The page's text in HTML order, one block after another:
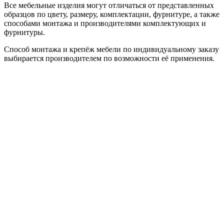
Все мебельные изделия могут отличаться от представленных
образцов по цвету, размеру, комплектации, фурнитуре, а также
способами монтажа и производителями комплектующих и
фурнитуры.
Способ монтажа и крепёж мебели по индивидуальному заказу
выбирается производителем по возможности её применения.